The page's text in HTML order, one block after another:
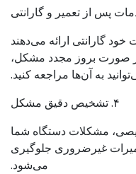
گارانتی ارائه می‌دهند
صورت بروز مجدد مشکل،
به آن‌ها مراجعه کنید.
۴. تشخیص دقیق مشکل
مشکلات دستگاه شما
غیرضروری جلوگیری
می‌شود.